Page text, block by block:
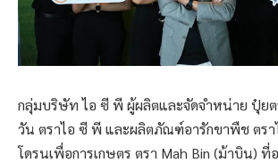
กลุ่มบริษัท ไอ ซี พี ผู้ผลิตและจัดจำหน่าย ปุ๋ย
วัน ตราไอ ซี พี และผลิตภัณฑ์อารักขาพืช ตร
โดรนเพื่อการเกษตร ตรา Mah Bin (ม้าบิน) ที่